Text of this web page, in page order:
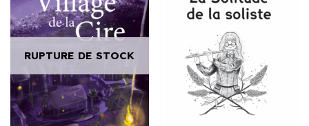
RUPTURE DE STOCK